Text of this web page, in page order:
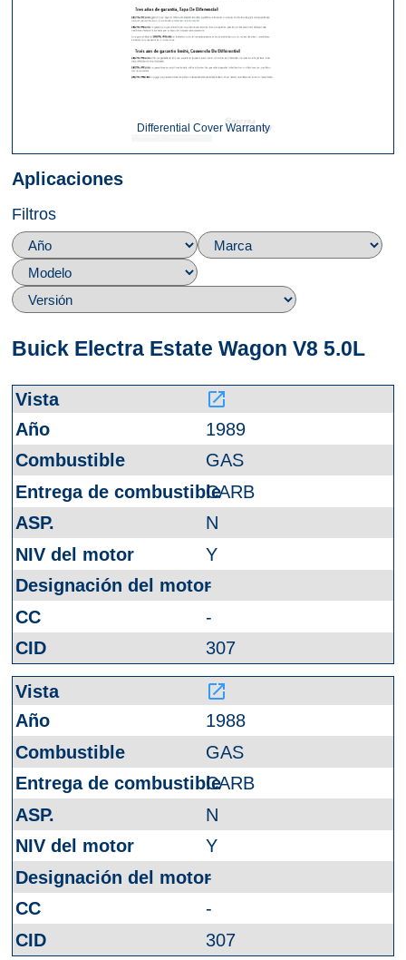
Differential Cover Warranty
Aplicaciones
Filtros
Buick Electra Estate Wagon V8 5.0L
launch
1989
GAS
CARB
N
Y
-
-
307
launch
1988
GAS
CARB
N
Y
-
-
307